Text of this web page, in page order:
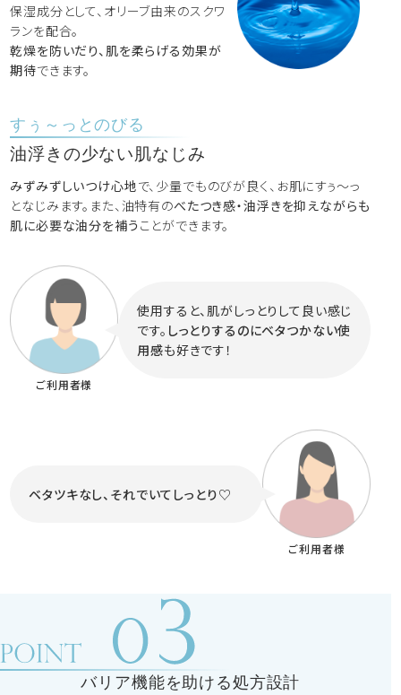
保湿成分として、オリーブ由来のスクワ
ランを配合。
乾燥を防いだり、肌を柔らげる効果が
期待できます。
すぅ～っとのびる
油浮きの少ない肌なじみ
みずみずしいつけ心地で、少量でものびが良く、お肌にすぅ～っ
となじみます。また、油特有のべたつき感・油浮きを抑えながらも
肌に必要な油分を補う ことができます。
ご利用者様
使用すると、肌がしっとりして良い感じ
です。 しっとりするのにベタつかない使
用感も好きです！
ご利用者様
ベタツキなし、それでいてしっとり♡
バリア機能を助ける処方設計